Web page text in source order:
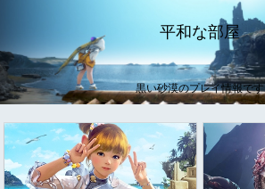
平和な部屋
黒い砂漠のプレイ情報です